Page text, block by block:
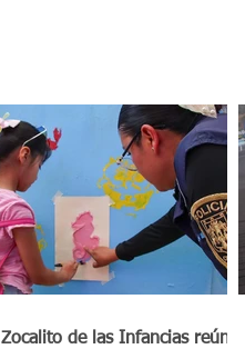
Zocalito de las Infancias reúne a